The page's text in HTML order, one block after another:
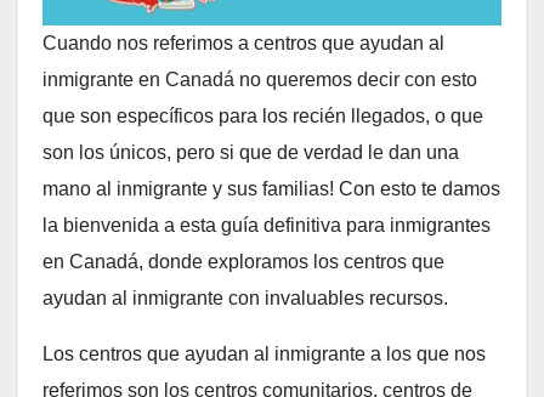
Cuando nos referimos a centros que ayudan al
inmigrante en Canadá no queremos decir con esto
que son específicos para los recién llegados, o que
son los únicos, pero si que de verdad le dan una
mano al inmigrante y sus familias! Con esto te damos
la bienvenida a esta guía definitiva para inmigrantes
en Canadá, donde exploramos los centros que
ayudan al inmigrante con invaluables recursos.
Los centros que ayudan al inmigrante a los que nos
referimos son los centros comunitarios, centros de